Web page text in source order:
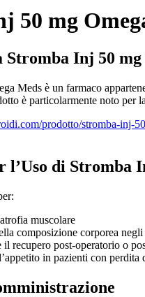
50 mg
Inj 50 mg
Meds è un farmaco
è particolarmente noto per
prodotto/stromba-inj-
l’Uso di Stromba
muscolare
composizione corporea negli
il recupero post-operatorio o
in pazienti con perdita